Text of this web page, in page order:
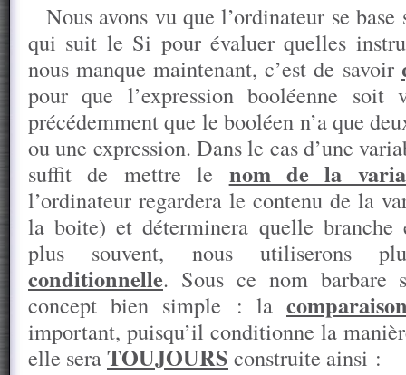
Nous avons vu que l’ordinateur se
qui suit le Si pour évaluer quelles
nous manque maintenant, c’est de savoir
pour que l’expression booléenne soit
précédemment que le booléen n’a que
ou une expression. Dans le cas d’une
suffit de mettre le nom de la
l’ordinateur regardera le contenu de la
la boite) et déterminera quelle branche
plus souvent, nous utiliserons
conditionnelle. Sous ce nom barbare
concept bien simple : la
important, puisqu’il conditionne la
elle seraTOUJOURS construite ainsi :